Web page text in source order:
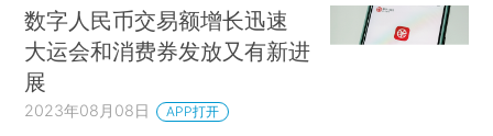
数字人民币交易额增长迅速
大运会和消费券发放又有新进
展
2023年08月08日 APP打开